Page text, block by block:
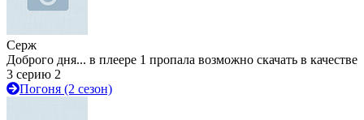
Серж
Доброго дня... в плеере 1 пропала возможно скачать в качестве
3 серию 2
Погоня (2 сезон)